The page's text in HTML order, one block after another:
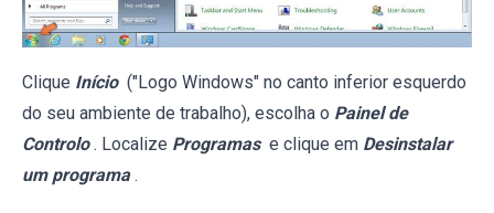
Clique Início ("Logo Windows" no canto inferior esquerdo
do seu ambiente de trabalho), escolha o Painel de
Controlo . Localize Programas e clique em Desinstalar
um programa .